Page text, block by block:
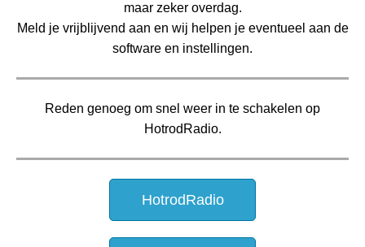
maar zeker overdag.
Meld je vrijblijvend aan en wij helpen je eventueel aan de
software en instellingen.
Reden genoeg om snel weer in te schakelen op
HotrodRadio.
HotrodRadio